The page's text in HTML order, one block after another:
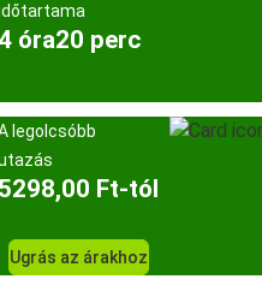
óra20 perc
legolcsóbb
Ft-tól
Ugrás az árakhoz